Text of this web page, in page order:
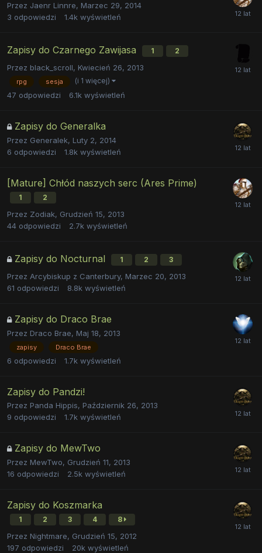
Przez Jaenr Linnre, Marzec 29, 2014
3 odpowiedzi 1.4k wyświetleń
Zapisy do Czarnego Zawijasa 1 2
Przez black_scroll, Kwiecień 26, 2013
rpg sesja (i 1 więcej)
47 odpowiedzi 6.1k wyświetleń
Zapisy do Generalka
Przez Generalek, Luty 2, 2014
6 odpowiedzi 1.8k wyświetleń
[Mature] Chłód naszych serc (Ares Prime)
1 2
Przez Zodiak, Grudzień 15, 2013
44 odpowiedzi 2.7k wyświetleń
Zapisy do Nocturnal 1 2 3
Przez Arcybiskup z Canterbury, Marzec 20, 2013
61 odpowiedzi 8.8k wyświetleń
Zapisy do Draco Brae
Przez Draco Brae, Maj 18, 2013
zapisy Draco Brae
6 odpowiedzi 1.7k wyświetleń
Zapisy do Pandzi!
Przez Panda Hippis, Październik 26, 2013
9 odpowiedzi 1.7k wyświetleń
Zapisy do MewTwo
Przez MewTwo, Grudzień 11, 2013
16 odpowiedzi 2.5k wyświetleń
Zapisy do Koszmarka
1 2 3 4 8
Przez Nightmare, Grudzień 15, 2012
197 odpowiedzi 20k wyświetleń